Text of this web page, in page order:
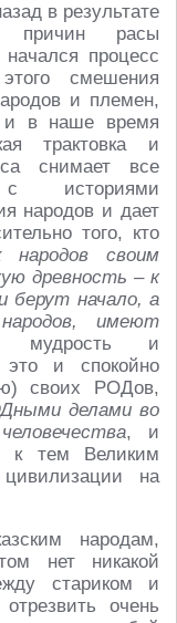
в результате
причин расы
процесс
смешения
и племен,
и в наше время
трактовка и
снимает все
с историями
народов и дает
того, кто
народов своим
древность – к
берут начало, а
имеют
и
это и спокойно
своих РОДов,
делами во
, и
к тем Великим
на
народам,
нет никакой
стариком и
очень